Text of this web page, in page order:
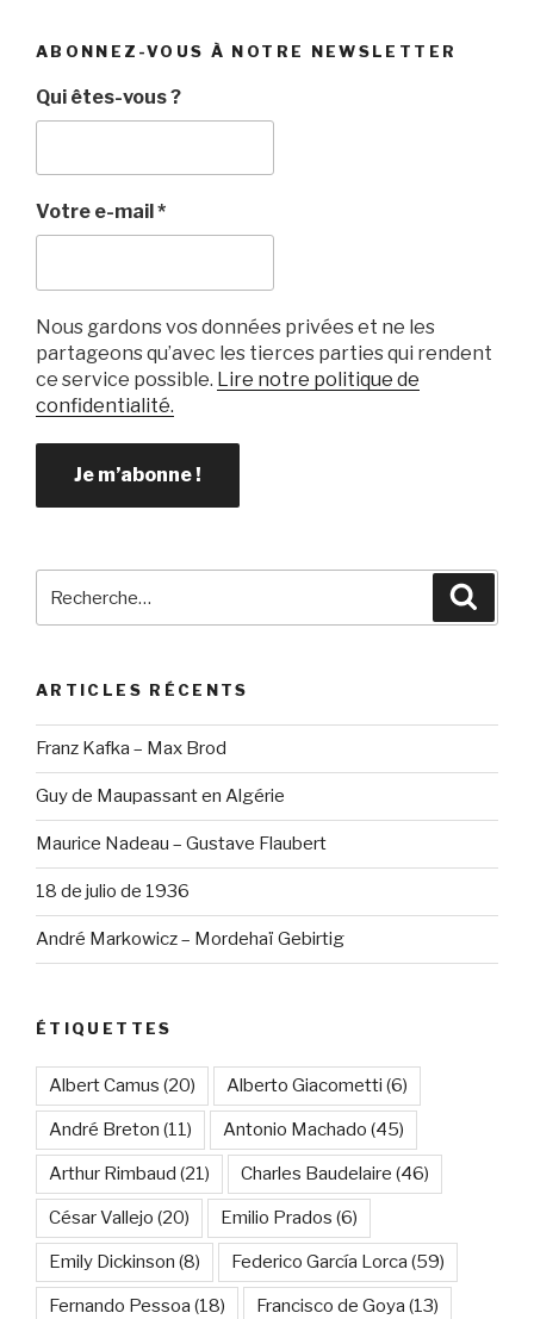
ABONNEZ-VOUS À NOTRE NEWSLETTER
Qui êtes-vous ?
Votre e-mail *
Nous gardons vos données privées et ne les
partageons qu’avec les tierces parties qui rendent
ce service possible. Lire notre politique de
confidentialité.
pour
ARTICLES RÉCENTS
Franz Kafka – Max Brod
Guy de Maupassant en Algérie
Maurice Nadeau – Gustave Flaubert
18 de julio de 1936
André Markowicz – Mordehaï Gebirtig
ÉTIQUETTES
Albert Camus (20) Alberto Giacometti (6)
André Breton (11) Antonio Machado (45)
Arthur Rimbaud (21) Charles Baudelaire (46)
César Vallejo (20) Emilio Prados (6)
Emily Dickinson (8) Federico García Lorca (59)
Fernando Pessoa (18) Francisco de Goya (13)